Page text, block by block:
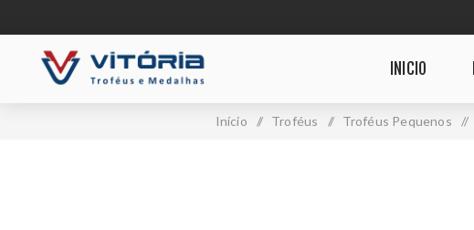
INICIO
Início / Troféus / Troféus Pequenos /